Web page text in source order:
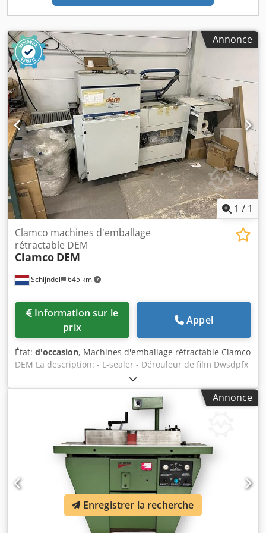
Annonce
1 / 1
Schijndel 645 km
Clamco machines d'emballage
rétractable DEM
Clamco DEM
prix
Appel
État: d'occasion, Machines d'emballage rétractable Clamco
DEM La description: - L-sealer - Dérouleur de film Dwsdpfx
Annonce
Enregistrer la recherche